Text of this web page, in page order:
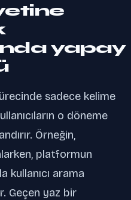
yapay
sadece kelime
o döneme
Örneğin,
platformun
kullanıcı arama
Geçen yaz bir